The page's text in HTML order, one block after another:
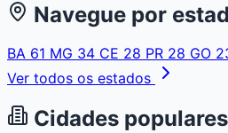
Navegue por
BA 61 MG 34 CE 28 PR 28 GO
Ver todos os estados
Cidades populares